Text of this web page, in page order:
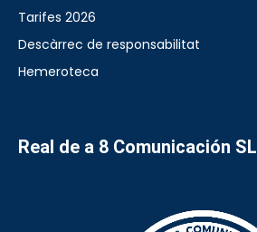
Tarifes 2026
Descàrrec de responsabilitat
Hemeroteca
Real de a 8 Comunicación SL